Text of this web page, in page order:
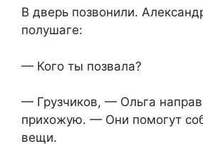
В дверь позвонили.
полушаге:
— Кого ты позвала?
— Грузчиков, — Ольга
прихожую. — Они помогут
вещи.